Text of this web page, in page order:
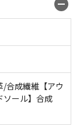
/合成繊維【アウ
ソール】合成